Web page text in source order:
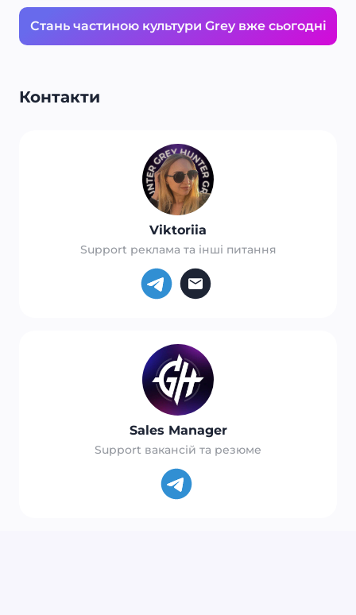
Стань частиною культури Grey вже сьогодні
Контакти
Viktoriia
Support реклама та інші питання
Sales Manager
Support вакансій та резюме